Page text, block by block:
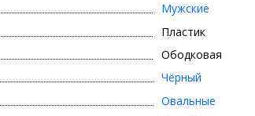
Мужские
Пластик
Ободковая
Чёрный
Овальные